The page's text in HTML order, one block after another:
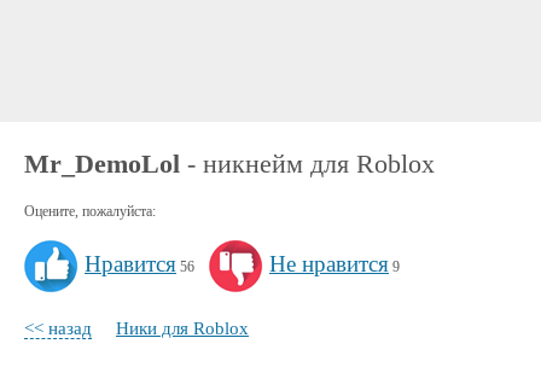
Mr_DemoLol - никнейм для Roblox
Оцените, пожалуйста:
Нравится 56 Не нравится 9
<< назад Ники для Roblox